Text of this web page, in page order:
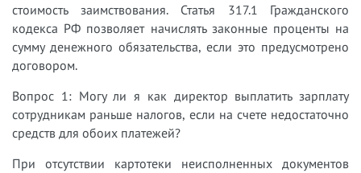
стоимость заимствования. Статья 317.1 Гражданского
кодекса РФ позволяет начислять законные проценты на
сумму денежного обязательства, если это предусмотрено
договором.
Вопрос 1: Могу ли я как директор выплатить зарплату
сотрудникам раньше налогов, если на счете недостаточно
средств для обоих платежей?
При отсутствии картотеки неисполненных документов